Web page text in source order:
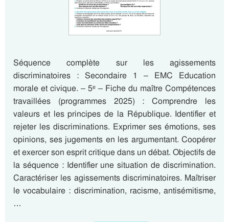
Séquence complète sur les agissements
discriminatoires : Secondaire 1 – EMC Education
morale et civique. – 5ᵉ – Fiche du maître Compétences
travaillées (programmes 2025) : Comprendre les
valeurs et les principes de la République. Identifier et
rejeter les discriminations. Exprimer ses émotions, ses
opinions, ses jugements en les argumentant. Coopérer
et exercer son esprit critique dans un débat. Objectifs de
la séquence : Identifier une situation de discrimination.
Caractériser les agissements discriminatoires. Maîtriser
le vocabulaire : discrimination, racisme, antisémitisme,
…